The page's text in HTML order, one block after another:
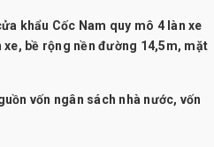
khẩu Cốc Nam quy mô 4 làn xe
bề rộng nền đường 14,5m, mặt
vốn ngân sách nhà nước, vốn